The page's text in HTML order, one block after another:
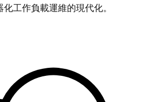
工作負載運維的現代化。